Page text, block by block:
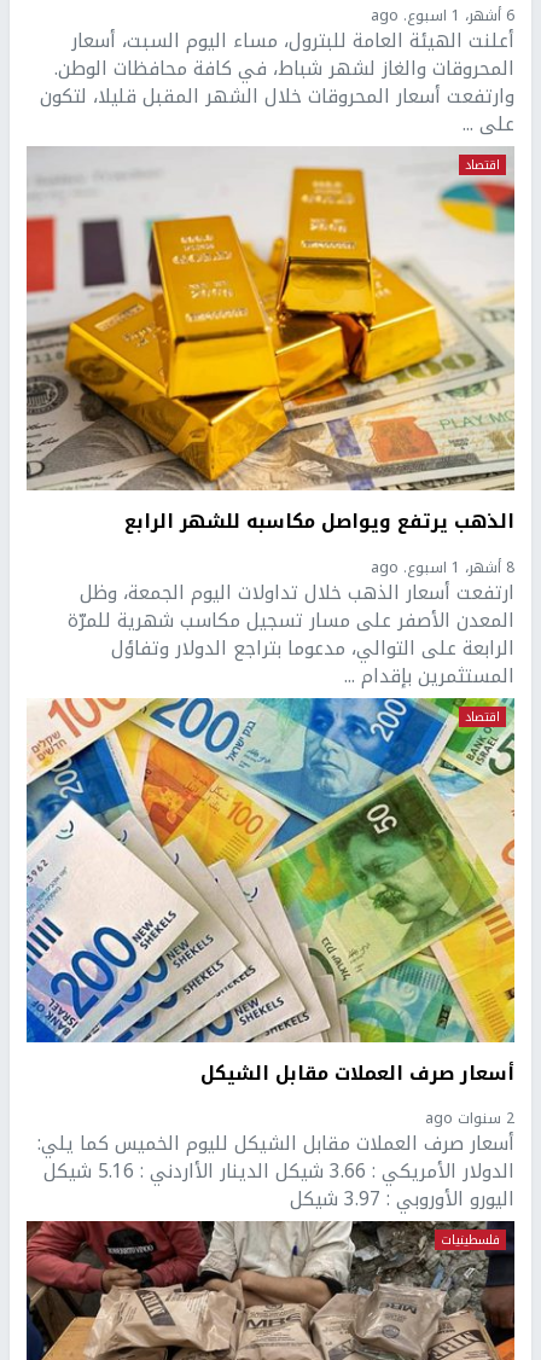
6 أشهر، 1 اسبوع. ago
أعلنت الهيئة العامة للبترول، مساء اليوم السبت، أسعار
المحروقات والغاز لشهر شباط، في كافة محافظات الوطن.
وارتفعت أسعار المحروقات خلال الشهر المقبل قليلا، لتكون
على ...
اقتصاد
الذهب يرتفع ويواصل مكاسبه للشهر الرابع
8 أشهر، 1 اسبوع. ago
ارتفعت أسعار الذهب خلال تداولات اليوم الجمعة، وظل
المعدن الأصفر على مسار تسجيل مكاسب شهرية للمرّة
الرابعة على التوالي، مدعوما بتراجع الدولار وتفاؤل
المستثمرين بإقدام ...
اقتصاد
أسعار صرف العملات مقابل الشيكل
2 سنوات ago
أسعار صرف العملات مقابل الشيكل لليوم الخميس كما يلي:
الدولار الأمريكي : 3.66 شيكل الدينار الأاردني : 5.16 شيكل
اليورو الأوروبي : 3.97 شيكل
فلسطينيات